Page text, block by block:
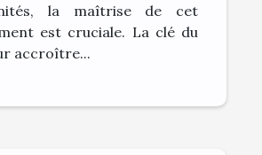
la maîtrise de cet
est cruciale. La clé du
accroître...